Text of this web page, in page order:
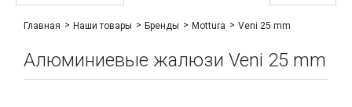
Главная Наши товары Бренды Mottura Veni 25 mm
Алюминиевые жалюзи Veni 25 mm